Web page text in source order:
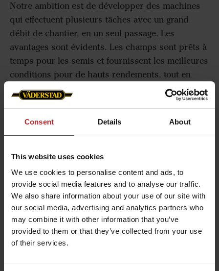
Consent Details About
This website uses cookies
We use cookies to personalise content and ads, to
provide social media features and to analyse our traffic.
We also share information about your use of our site with
our social media, advertising and analytics partners who
may combine it with other information that you’ve
provided to them or that they’ve collected from your use
of their services.
Notre ambition est de développer des machines
qui effectuent plusieurs tâches avec un grand
débit de chantier, en un seul passage. Les
avantages sont évidents. Les champs sont prêts à
temps pour les semis et fournissent les meilleures
conditions pour de hauts rendements, tout en
économisant du temps, de l'énergie et de l'argent
pour les agriculteurs.
Nous développons des techniques de travail du
sol et produisons des semoirs, déchaumeurs,
en allant des sables d'Australie à l'argile du nord
de l'Europe. Différentes cultures induisent des
exigences différentes de placement de graines et
de travail du sol.
Une grande partie des tests et essais sur de
nouvelles machines s'effectuent en partenariat
travail de développement commun est important